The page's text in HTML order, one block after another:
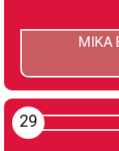
MIKA
29